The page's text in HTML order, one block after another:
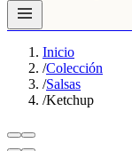
Inicio
/Colección
/Salsas
/Ketchup